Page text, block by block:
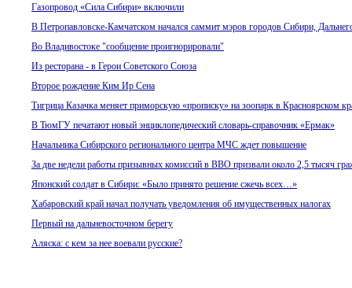
Газопровод «Сила Сибири» включили
В Петропавловске-Камчатском начался саммит мэров городов Сибири,
Во Владивостоке "сообщение проигнорировали"
Из ресторана - в Герои Советского Союза
Второе рождение Ким Ир Сена
Тигрица Казачка меняет приморскую «прописку» на зоопарк в Красноярском
В ТюмГУ печатают новый энциклопедический словарь-справочник «Ермак»
Начальника Сибирского регионального центра МЧС ждет повышение
За две недели работы призывных комиссий в ВВО призвали около 2,5 тысяч
Японский солдат в Сибири: «Было принято решение сжечь всех…»
Хабаровский край начал получать уведомления об имущественных налогах
Первый на дальневосточном берегу
Аляска: с кем за нее воевали русские?